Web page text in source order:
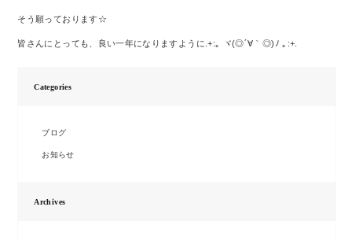
そう願っております☆
皆さんにとっても、良い一年になりますように.+:｡ ヾ(◎´∀｀◎)ﾉ ｡:+.
Categories
ブログ
お知らせ
Archives